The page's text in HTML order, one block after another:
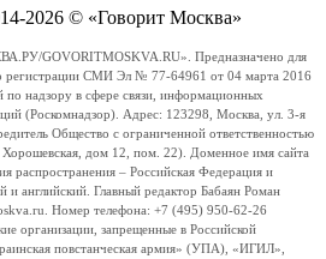
2026 © «Говорит Москва»
GOVORITMOSKVA.RU». Предназначено для
о регистрации СМИ Эл № 77-64961 от 04 марта 2016
надзору в сфере связи, информационных
(Роскомнадзор). Адрес: 123298, Москва, ул. 3-я
Общество с ограниченной ответственностью
дом 12, пом. 22). Доменное имя сайта
распространения – Российская Федерация и
и английский. Главный редактор Бабаян Роман
Номер телефона: +7 (495) 950-62-26
организации, запрещенные в Российской
повстанческая армия» (УПА), «ИГИЛ»,